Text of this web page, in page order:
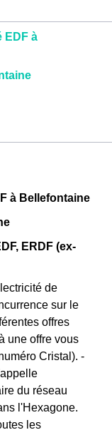
EDF à
à Bellefontaine
ERDF (ex-
de
sur le
offres
une offre vous
Cristal). -
du réseau
l'Hexagone.
les